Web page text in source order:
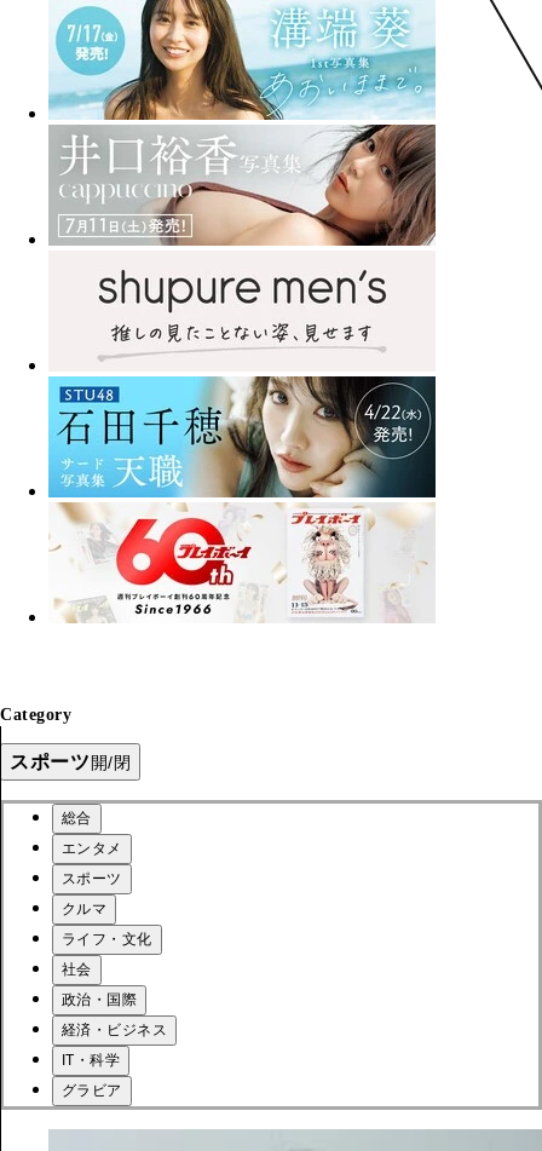
Category
スポーツ開/閉
総合
エンタメ
スポーツ
クルマ
ライフ・文化
社会
政治・国際
経済・ビジネス
IT・科学
グラビア